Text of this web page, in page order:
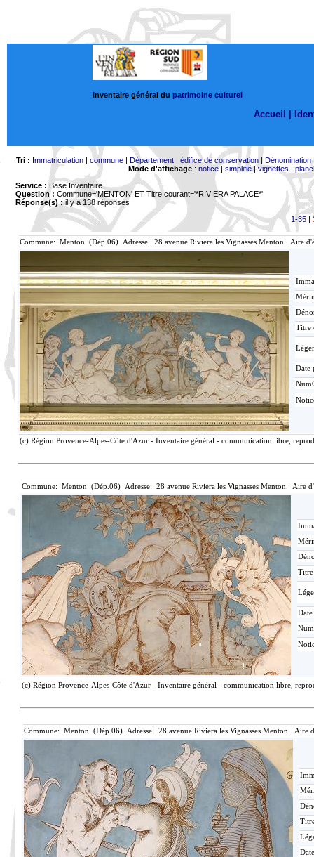
Inventaire général du patrimoine culturel
Accueil |
Tri : Immatriculation| commune| Département| édifice de conservation| Dénomination
Mode d'affichage: notice| simplifié|vignettes |
Service : Base Inventaire
Question : Commune='MENTON' ET Titre courant='*RIVIERA PALACE*'
Réponse(s) :il y a 138 réponses
1-35|
Commune: Menton (Dép.06) Adresse: 28 avenue Riviera les Vignasses Menton. Aire
Titre
Date
(c) Région Provence-Alpes-Côte d'Azur - Inventaire général - communication libre,
Commune: Menton (Dép.06) Adresse: 28 avenue Riviera les Vignasses Menton. Aire
(c) Région Provence-Alpes-Côte d'Azur - Inventaire général - communication libre,
Commune: Menton (Dép.06) Adresse: 28 avenue Riviera les Vignasses Menton. Aire